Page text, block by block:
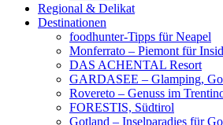
Regional & Delikat
Destinationen
foodhunter-Tipps für Neapel
Monferrato – Piemont für
DAS ACHENTAL Resort
GARDASEE – Glamping,
Rovereto – Genuss im
FORESTIS, Südtirol
Gotland – Inselparadies für